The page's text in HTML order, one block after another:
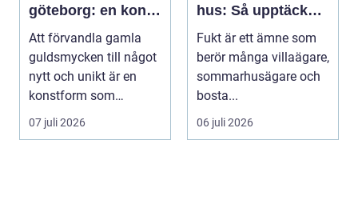
göteborg: en konst
att förnya det
gamla
Att förvandla gamla
guldsmycken till något
nytt och unikt är en
konstform som
kombinerar
traditionel...
07 juli 2026
hus: Så upptäcker
och åtgärdar du
problemet
Fukt är ett ämne som
berör många villaägare,
sommarhusägare och
bosta...
06 juli 2026